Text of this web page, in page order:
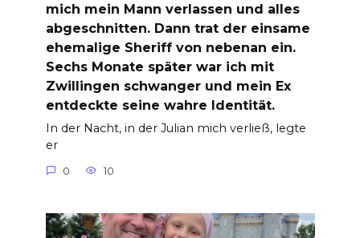
mich mein Mann verlassen und alles
abgeschnitten. Dann trat der einsame
ehemalige Sheriff von nebenan ein.
Sechs Monate später war ich mit
Zwillingen schwanger und mein Ex
entdeckte seine wahre Identität.
In der Nacht, in der Julian mich verließ, legte
er
0 10